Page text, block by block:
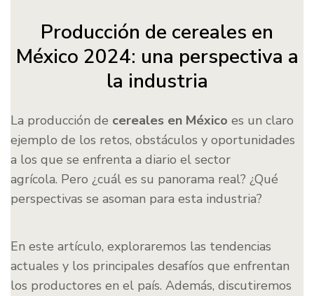
Producción de cereales en
México 2024: una perspectiva a
la industria
La producción de cereales en México es un claro
ejemplo de los retos, obstáculos y oportunidades
a los que se enfrenta a diario el sector
agrícola. Pero ¿cuál es su panorama real? ¿Qué
perspectivas se asoman para esta industria?
En este artículo, exploraremos las tendencias
actuales y los principales desafíos que enfrentan
los productores en el país. Además, discutiremos